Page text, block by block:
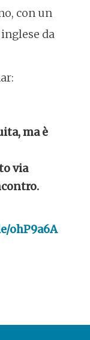
con un
da
ma è
via
ohP9a6A